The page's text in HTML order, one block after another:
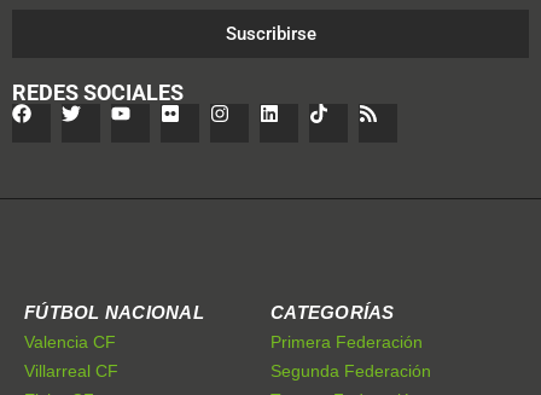
Suscribirse
REDES SOCIALES
FÚTBOL NACIONAL
Valencia CF
Villarreal CF
CATEGORÍAS
Primera Federación
Segunda Federación